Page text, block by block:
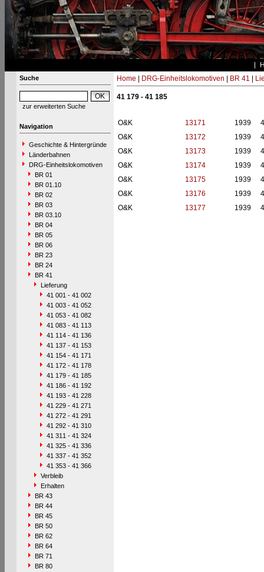
Suche
zur erweiterten Suche
Navigation
Geschichte & Hintergründe
Länderbahnen
DRG-Einheitslokomotiven
BR 01
BR 01.10
BR 02
BR 03
BR 03.10
BR 04
BR 05
BR 06
BR 23
BR 24
BR 41
Lieferung
41 001 - 41 002
41 003 - 41 052
41 053 - 41 082
41 083 - 41 113
41 114 - 41 136
41 137 - 41 153
41 154 - 41 171
41 172 - 41 178
41 179 - 41 185
41 186 - 41 192
41 193 - 41 228
41 229 - 41 271
41 272 - 41 291
41 292 - 41 310
41 311 - 41 324
41 325 - 41 336
41 337 - 41 352
41 353 - 41 366
Verbleib
Erhalten
BR 43
BR 44
BR 45
BR 50
BR 62
BR 64
BR 71
BR 80
Home DRG-Einheitslokomotiven BR 41
41 179 - 41 185
O&K 13171 1939
O&K
13172 1939
O&K
13173 1939
O&K
13174 1939
O&K
13175 1939
O&K
13176 1939
O&K
13177 1939